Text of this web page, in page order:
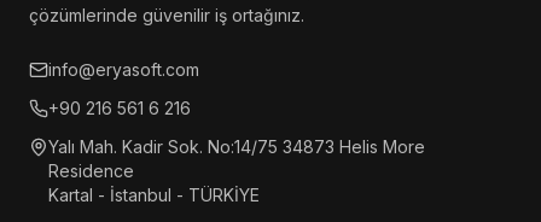
çözümlerinde güvenilir iş ortağınız.
info@eryasoft.com
+90 216 561 6 216
Yalı Mah. Kadir Sok. No:14/75 34873 Helis More
Residence
Kartal - İstanbul - TÜRKİYE